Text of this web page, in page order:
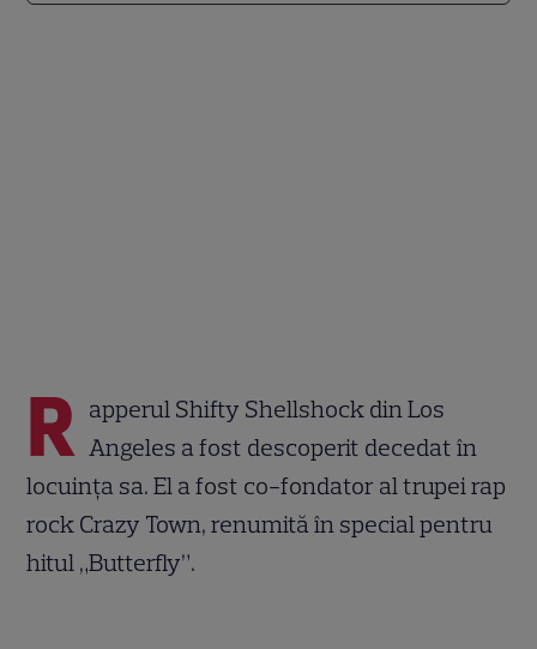
R apperul Shifty Shellshock din Los
Angeles a fost descoperit decedat în
locuința sa. El a fost co-fondator al trupei rap
rock Crazy Town, renumită în special pentru
hitul „Butterfly”.